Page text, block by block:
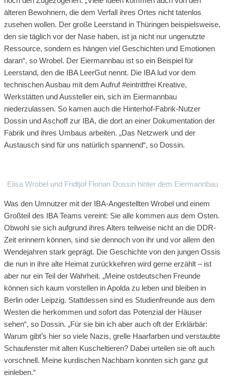
älteren Bewohnern, die dem Verfall ihres Ortes nicht tatenlos
zusehen wollen. Der große Leerstand in Thüringen beispielsweise,
den sie täglich vor der Nase haben, ist ja nicht nur ungenutzte
Ressource, sondern es hängen viel Geschichten und Emotionen
daran“, so Wrobel. Der Eiermannbau ist so ein Beispiel für
Leerstand, den die IBA LeerGut nennt. Die IBA lud vor dem
technischen Ausbau mit dem Aufruf #eintrittfrei Kreative,
Werkstätten und Aussteller ein, sich im Eiermannbau
niederzulassen. So kamen auch die Hinterhof-Fabrik-Nutzer
Dossin und Aschoff zur IBA, die dort an einer Dokumentation der
Fabrik und ihres Umbaus arbeiten. „Das Netzwerk und der
Austausch sind für uns natürlich spannend“, so Dossin.
Elisa Wrobel und Fridtjof Florian Dossin hinter dem Eiermannbau
Was den Umnutzer mit der IBA-Angestellten Wrobel und einem
Großteil des IBA Teams vereint: Sie alle kommen aus dem Osten.
Obwohl sie sich aufgrund ihres Alters teilweise nicht an die DDR-
Zeit erinnern können, sind sie dennoch von ihr und vor allem den
Wendejahren stark geprägt. Die Geschichte von den jungen Ossis
die nun in ihre alte Heimat zurückkehren wird gerne erzählt – ist
aber nur ein Teil der Wahrheit. „Meine ostdeutschen Freunde
können sich kaum vorstellen in Apolda zu leben und bleiben in
Berlin oder Leipzig. Stattdessen sind es Studienfreunde aus dem
Westen die herkommen und sofort das Potenzial der Häuser
sehen“, so Dossin. „Für sie bin ich aber auch oft der Erklärbär:
Warum gibt’s hier so viele Nazis, grelle Haarfarben und verstaubte
Schaufenster mit alten Kuscheltieren? Dabei urteilen sie oft auch
vorschnell. Meine kurdischen Nachbarn konnten sich ganz gut
einleben.“